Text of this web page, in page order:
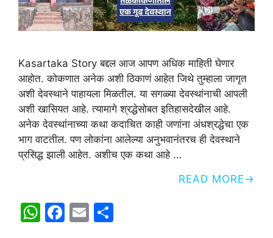
Kasartaka Story बद्दल आज आपण अधिक माहिती घेणार
आहोत. कोकणात अनेक अशी ठिकाणं आहेत जिथे तुम्हाला जागृत
अशी देवस्थाने पाहायला मिळतील. या सगळ्या देवस्थांनाची आपली
अशी खासियत आहे. त्यामागे श्रद्धेसोबत इतिहासदेखील आहे.
अनेक देवस्थांनाच्या कथा कदाचित काही जणांना अंधश्रद्धेचा एक
भाग वाटतील. पण लोकांना आलेल्या अनुभवानंतरच ही देवस्थाने
प्रसिद्ध झाली आहेत. अशीच एक कथा आहे …
READ MORE
W F
E